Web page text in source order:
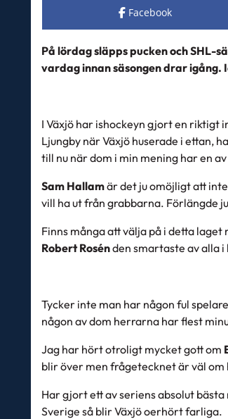
Facebook
På lördag släpps pucken och SHL-
vardag innan säsongen drar igång.
I Växjö har ishockeyn gjort en riktigt
Ljungby när Växjö huserade i ettan,
till nu när dom i min mening har en
Sam Hallamär det ju omöjligt att
vill ha ut från grabbarna. Förlängde
Finns många att välja på i detta
Robert Rosénden smartaste av alla
Tycker inte man har någon ful
någon av dom herrarna har flest
Jag har hört otroligt mycket gott om
blir över men frågetecknet är väl
Har gjort ett av seriens absolut
Sverige så blir Växjö oerhört farliga.